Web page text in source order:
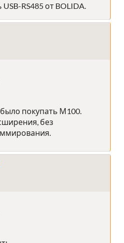
RS485 от BOLIDA.
покупать М100.
без